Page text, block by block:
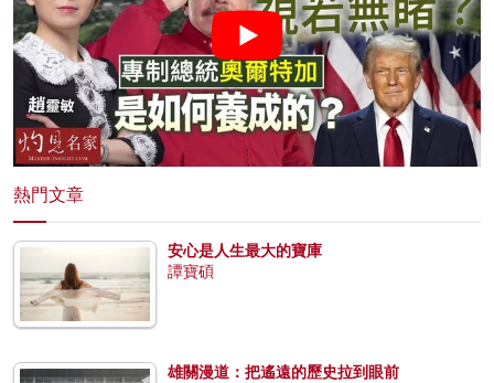
熱門文章
安心是人生最大的寶庫
譚寶碩
雄關漫道：把遙遠的歷史拉到眼前